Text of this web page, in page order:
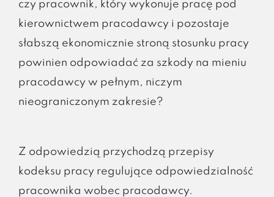
czy pracownik, który wykonuje pracę pod
kierownictwem pracodawcy i pozostaje
słabszą ekonomicznie stroną stosunku pracy
powinien odpowiadać za szkody na mieniu
pracodawcy w pełnym, niczym
nieograniczonym zakresie?
Z odpowiedzią przychodzą przepisy
kodeksu pracy regulujące odpowiedzialność
pracownika wobec pracodawcy.